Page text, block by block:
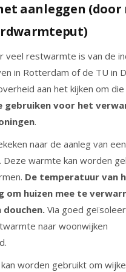
aanleggen (door
veel restwarmte is van de
in Rotterdam of de TU in
aan het kijken om die
voor het
.
naar de aanleg van
warmte kan worden
De temperatuur van
om huizen mee te
douchen.Via goed
naar woonwijken
worden gebruikt om